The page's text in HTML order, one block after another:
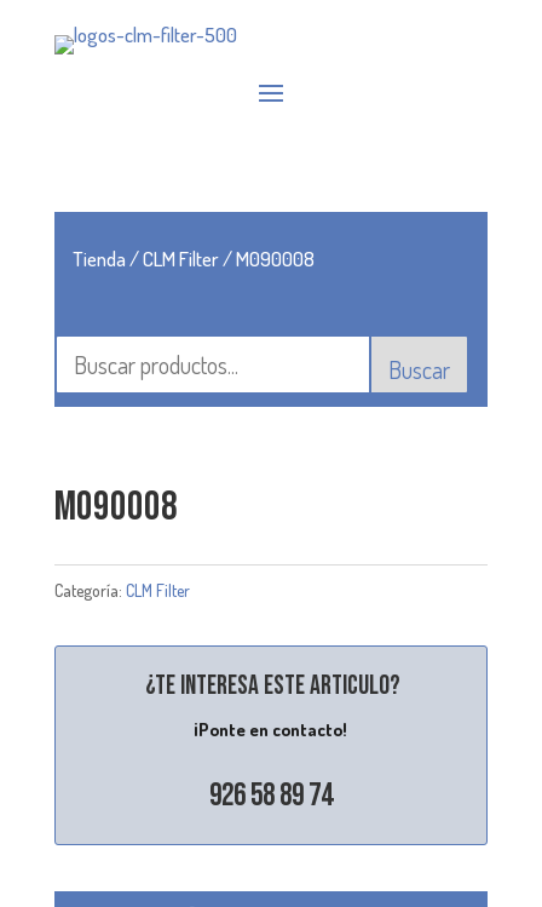
Tienda/CLM Filter/ M090008
Buscar
M090008
Categoría: CLM Filter
¿Te interesa este articulo?
¡Ponte en contacto!
926 58 89 74